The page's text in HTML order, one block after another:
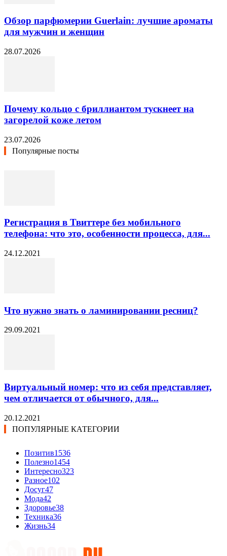
Обзор парфюмерии Guerlain: лучшие ароматы
для мужчин и женщин
28.07.2026
Почему кольцо с бриллиантом тускнеет на
загорелой коже летом
23.07.2026
Популярные посты
Регистрация в Твиттере без мобильного
телефона: что это, особенности процесса, для...
24.12.2021
Что нужно знать о ламинировании ресниц?
29.09.2021
Виртуальный номер: что из себя представляет,
чем отличается от обычного, для...
20.12.2021
ПОПУЛЯРНЫЕ КАТЕГОРИИ
Позитив1536
Полезно1454
Интересно323
Разное102
Досуг47
Мода42
Здоровье38
Техника36
Жизнь34